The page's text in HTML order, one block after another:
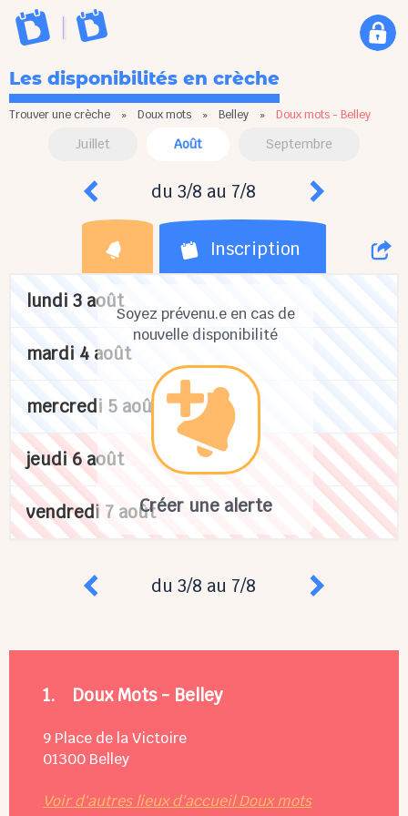
Les disponibilités en crèche
Trouver une crèche » Doux mots » Belley » Doux mots - Belley
Juillet Août Septembre
du 3/8 au 7/8
Inscription
Soyez prévenu.e en cas de
nouvelle disponibilité
Créer une alerte
lundi 3 août
mardi 4 août
mercredi 5 août
jeudi 6 août
vendredi 7 août
du 3/8 au 7/8
1. Doux Mots - Belley
9 Place de la Victoire
01300 Belley
Voir d'autres lieux d'accueil Doux mots